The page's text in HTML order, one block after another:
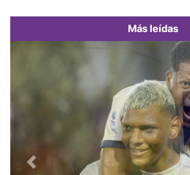
Más leídas
Previous